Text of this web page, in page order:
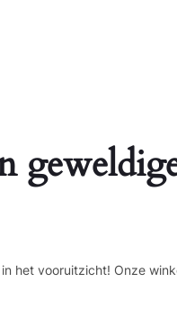
in het vooruitzicht! Onze